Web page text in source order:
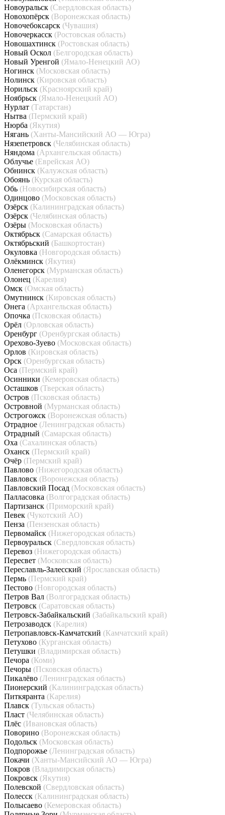
Новоуральск (Свердловская область)
Новохопёрск (Воронежская область)
Новочебоксарск (Чувашия)
Новочеркасск (Ростовская область)
Новошахтинск (Ростовская область)
Новый Оскол (Белгородская область)
Новый Уренгой (Ямало-Ненецкий АО)
Ногинск (Московская область)
Нолинск (Кировская область)
Норильск (Красноярский край)
Ноябрьск (Ямало-Ненецкий АО)
Нурлат (Татарстан)
Нытва (Пермский край)
Нюрба (Якутия)
Нягань (Ханты-Мансийский АО — Югра)
Нязепетровск (Челябинская область)
Няндома (Архангельская область)
Облучье (Еврейская АО)
Обнинск (Калужская область)
Обоянь (Курская область)
Обь (Новосибирская область)
Одинцово (Московская область)
Озёрск (Калининградская область)
Озёрск (Челябинская область)
Озёры (Московская область)
Октябрьск (Самарская область)
Октябрьский (Башкортостан)
Окуловка (Новгородская область)
Олёкминск (Якутия)
Оленегорск (Мурманская область)
Олонец (Карелия)
Омск (Омская область)
Омутнинск (Кировская область)
Онега (Архангельская область)
Опочка (Псковская область)
Орёл (Орловская область)
Оренбург (Оренбургская область)
Орехово-Зуево (Московская область)
Орлов (Кировская область)
Орск (Оренбургская область)
Оса (Пермский край)
Осинники (Кемеровская область)
Осташков (Тверская область)
Остров (Псковская область)
Островной (Мурманская область)
Острогожск (Воронежская область)
Отрадное (Ленинградская область)
Отрадный (Самарская область)
Оха (Сахалинская область)
Оханск (Пермский край)
Очёр (Пермский край)
Павлово (Нижегородская область)
Павловск (Воронежская область)
Павловский Посад (Московская область)
Палласовка (Волгоградская область)
Партизанск (Приморский край)
Певек (Чукотский АО)
Пенза (Пензенская область)
Первомайск (Нижегородская область)
Первоуральск (Свердловская область)
Перевоз (Нижегородская область)
Пересвет (Московская область)
Переславль-Залесский (Ярославская область)
Пермь (Пермский край)
Пестово (Новгородская область)
Петров Вал (Волгоградская область)
Петровск (Саратовская область)
Петровск-Забайкальский (Забайкальский край)
Петрозаводск (Карелия)
Петропавловск-Камчатский (Камчатский край)
Петухово (Курганская область)
Петушки (Владимирская область)
Печора (Коми)
Печоры (Псковская область)
Пикалёво (Ленинградская область)
Пионерский (Калининградская область)
Питкяранта (Карелия)
Плавск (Тульская область)
Пласт (Челябинская область)
Плёс (Ивановская область)
Поворино (Воронежская область)
Подольск (Московская область)
Подпорожье (Ленинградская область)
Покачи (Ханты-Мансийский АО — Югра)
Покров (Владимирская область)
Покровск (Якутия)
Полевской (Свердловская область)
Полесск (Калининградская область)
Полысаево (Кемеровская область)